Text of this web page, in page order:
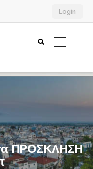
Login
ΠΡΟΣΚΛΗΣΗ